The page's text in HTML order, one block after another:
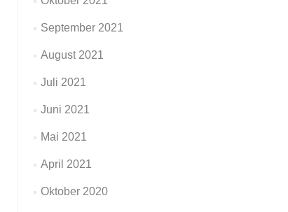
September 2021
August 2021
Juli 2021
Juni 2021
Mai 2021
April 2021
Oktober 2020